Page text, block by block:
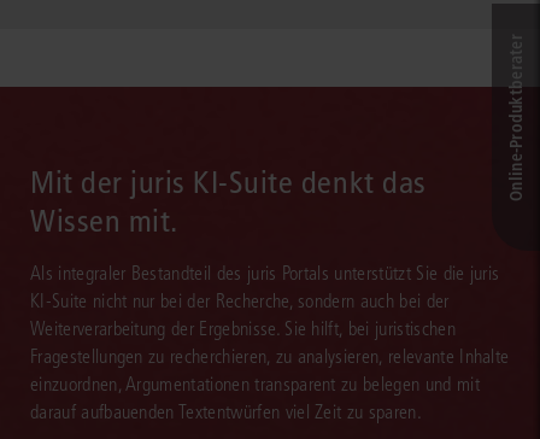
Mit der juris KI-Suite denkt das
Wissen mit.
Als integraler Bestandteil des juris Portals unterstützt Sie die juris
KI-Suite nicht nur bei der Recherche, sondern auch bei der
Weiterverarbeitung der Ergebnisse. Sie hilft, bei juristischen
Fragestellungen zu recherchieren, zu analysieren, relevante Inhalte
einzuordnen, Argumentationen transparent zu belegen und mit
darauf aufbauenden Textentwürfen viel Zeit zu sparen.
Online-Produkt­berater